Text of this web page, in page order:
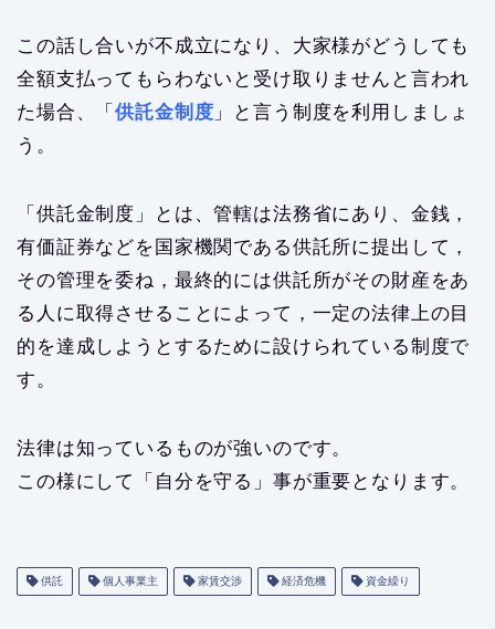
この話し合いが不成立になり、大家様がどうしても
全額支払ってもらわないと受け取りませんと言われ
た場合、「供託金制度 」と言う制度を利用しましょ
う。
「供託金制度」とは、管轄は法務省にあり、金銭，
有価証券などを国家機関である供託所に提出して，
その管理を委ね，最終的には供託所がその財産をあ
る人に取得させることによって，一定の法律上の目
的を達成しようとするために設けられている制度で
す。
法律は知っているものが強いのです。
この様にして「自分を守る」事が重要となります。
供託 個人事業主 家賃交渉 経済危機 資金繰り